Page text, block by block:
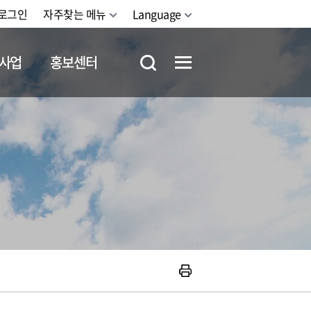
그인 자주찾는 메뉴 Language
업 홍보센터